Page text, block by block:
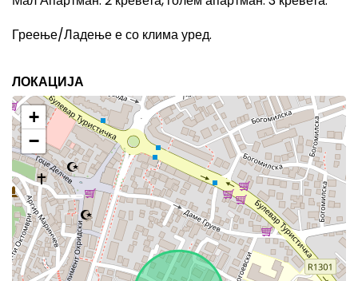
Греење/Ладење е со клима уред.
ЛОКАЦИЈА
+
−